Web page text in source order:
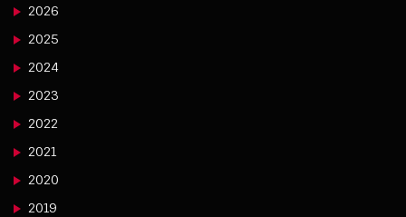
2026
2025
2024
2023
2022
2021
2020
2019